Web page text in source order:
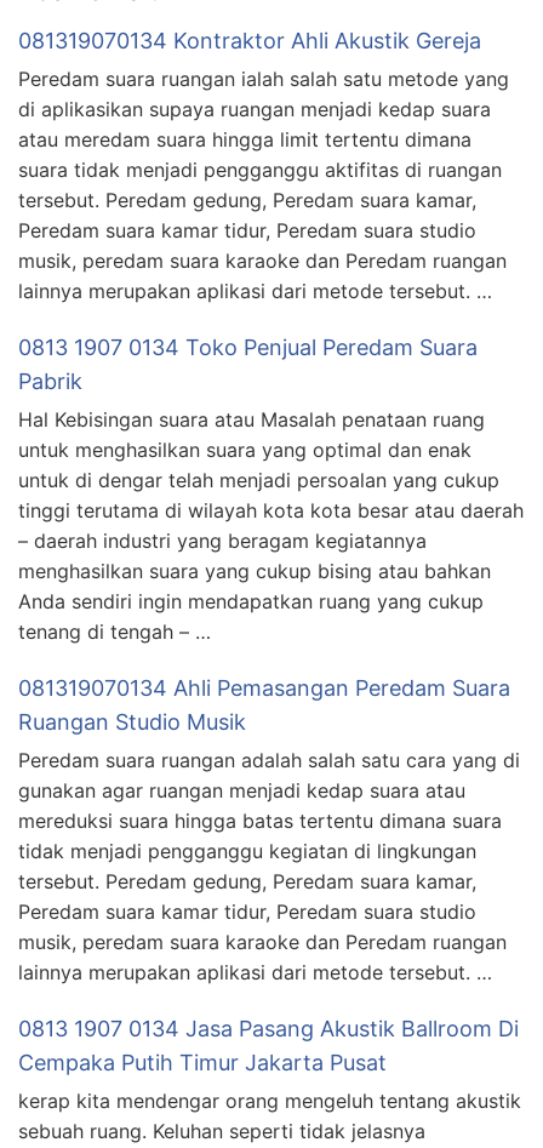
081319070134 Kontraktor Ahli Akustik Gereja
Peredam suara ruangan ialah salah satu metode yang
di aplikasikan supaya ruangan menjadi kedap suara
atau meredam suara hingga limit tertentu dimana
suara tidak menjadi pengganggu aktifitas di ruangan
tersebut. Peredam gedung, Peredam suara kamar,
Peredam suara kamar tidur, Peredam suara studio
musik, peredam suara karaoke dan Peredam ruangan
lainnya merupakan aplikasi dari metode tersebut. …
0813 1907 0134 Toko Penjual Peredam Suara
Pabrik
Hal Kebisingan suara atau Masalah penataan ruang
untuk menghasilkan suara yang optimal dan enak
untuk di dengar telah menjadi persoalan yang cukup
tinggi terutama di wilayah kota kota besar atau daerah
– daerah industri yang beragam kegiatannya
menghasilkan suara yang cukup bising atau bahkan
Anda sendiri ingin mendapatkan ruang yang cukup
tenang di tengah – …
081319070134 Ahli Pemasangan Peredam Suara
Ruangan Studio Musik
Peredam suara ruangan adalah salah satu cara yang di
gunakan agar ruangan menjadi kedap suara atau
mereduksi suara hingga batas tertentu dimana suara
tidak menjadi pengganggu kegiatan di lingkungan
tersebut. Peredam gedung, Peredam suara kamar,
Peredam suara kamar tidur, Peredam suara studio
musik, peredam suara karaoke dan Peredam ruangan
lainnya merupakan aplikasi dari metode tersebut. …
0813 1907 0134 Jasa Pasang Akustik Ballroom Di
Cempaka Putih Timur Jakarta Pusat
kerap kita mendengar orang mengeluh tentang akustik
sebuah ruang. Keluhan seperti tidak jelasnya